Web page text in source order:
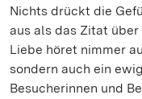
Nichts drückt die
aus als das Zitat
Liebe höret nimmer
sondern auch ein
Besucherinnen und